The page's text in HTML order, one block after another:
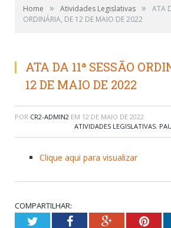
Home » Atividades Legislativas »
ATA
ORDINÁRIA, DE 12 DE MAIO DE 2022
ATA DA 11ª SESSÃO
12 DE MAIO DE 2022
POR CR2-ADMIN2 EM 12 DE MAIO DE 2022
ATIVIDADES LEGISLATIVAS,
Clique aqui para visualizar
COMPARTILHAR:
TwitterFacebookGoogle+